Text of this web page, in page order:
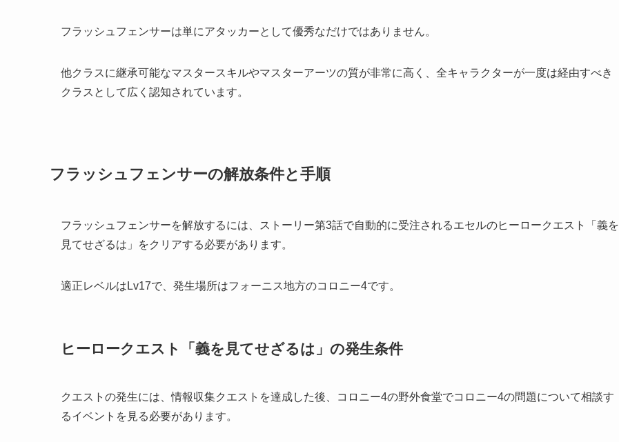
フラッシュフェンサーは単にアタッカーとして優秀なだけではありません。
他クラスに継承可能なマスタースキルやマスターアーツの質が非常に高く、全キャラクターが一度は経由すべき
クラスとして広く認知されています。
フラッシュフェンサーの解放条件と手順
フラッシュフェンサーを解放するには、ストーリー第3話で自動的に受注されるエセルのヒーロークエスト「義を
見てせざるは」をクリアする必要があります。
適正レベルはLv17で、発生場所はフォーニス地方のコロニー4です。
ヒーロークエスト「義を見てせざるは」の発生条件
クエストの発生には、情報収集クエストを達成した後、コロニー4の野外食堂でコロニー4の問題について相談す
るイベントを見る必要があります。